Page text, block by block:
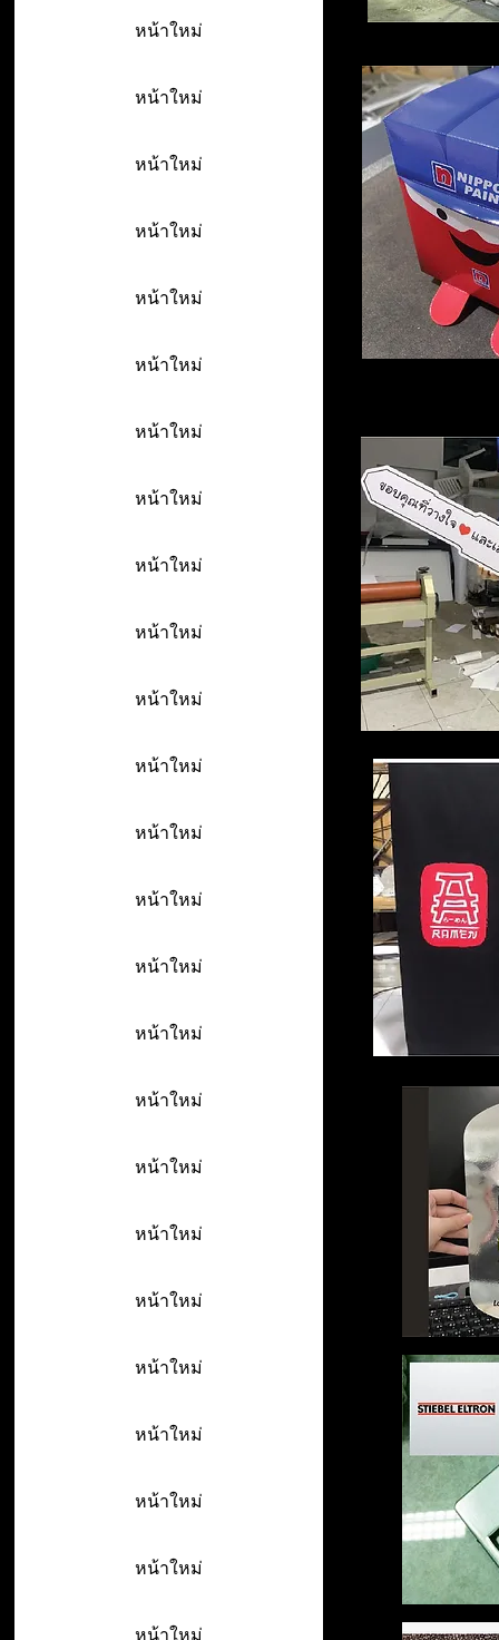
หน้าใหม่
หน้าใหม่
หน้าใหม่
หน้าใหม่
หน้าใหม่
หน้าใหม่
หน้าใหม่
หน้าใหม่
หน้าใหม่
หน้าใหม่
หน้าใหม่
หน้าใหม่
หน้าใหม่
หน้าใหม่
หน้าใหม่
หน้าใหม่
หน้าใหม่
หน้าใหม่
หน้าใหม่
หน้าใหม่
หน้าใหม่
หน้าใหม่
หน้าใหม่
หน้าใหม่
หน้าใหม่